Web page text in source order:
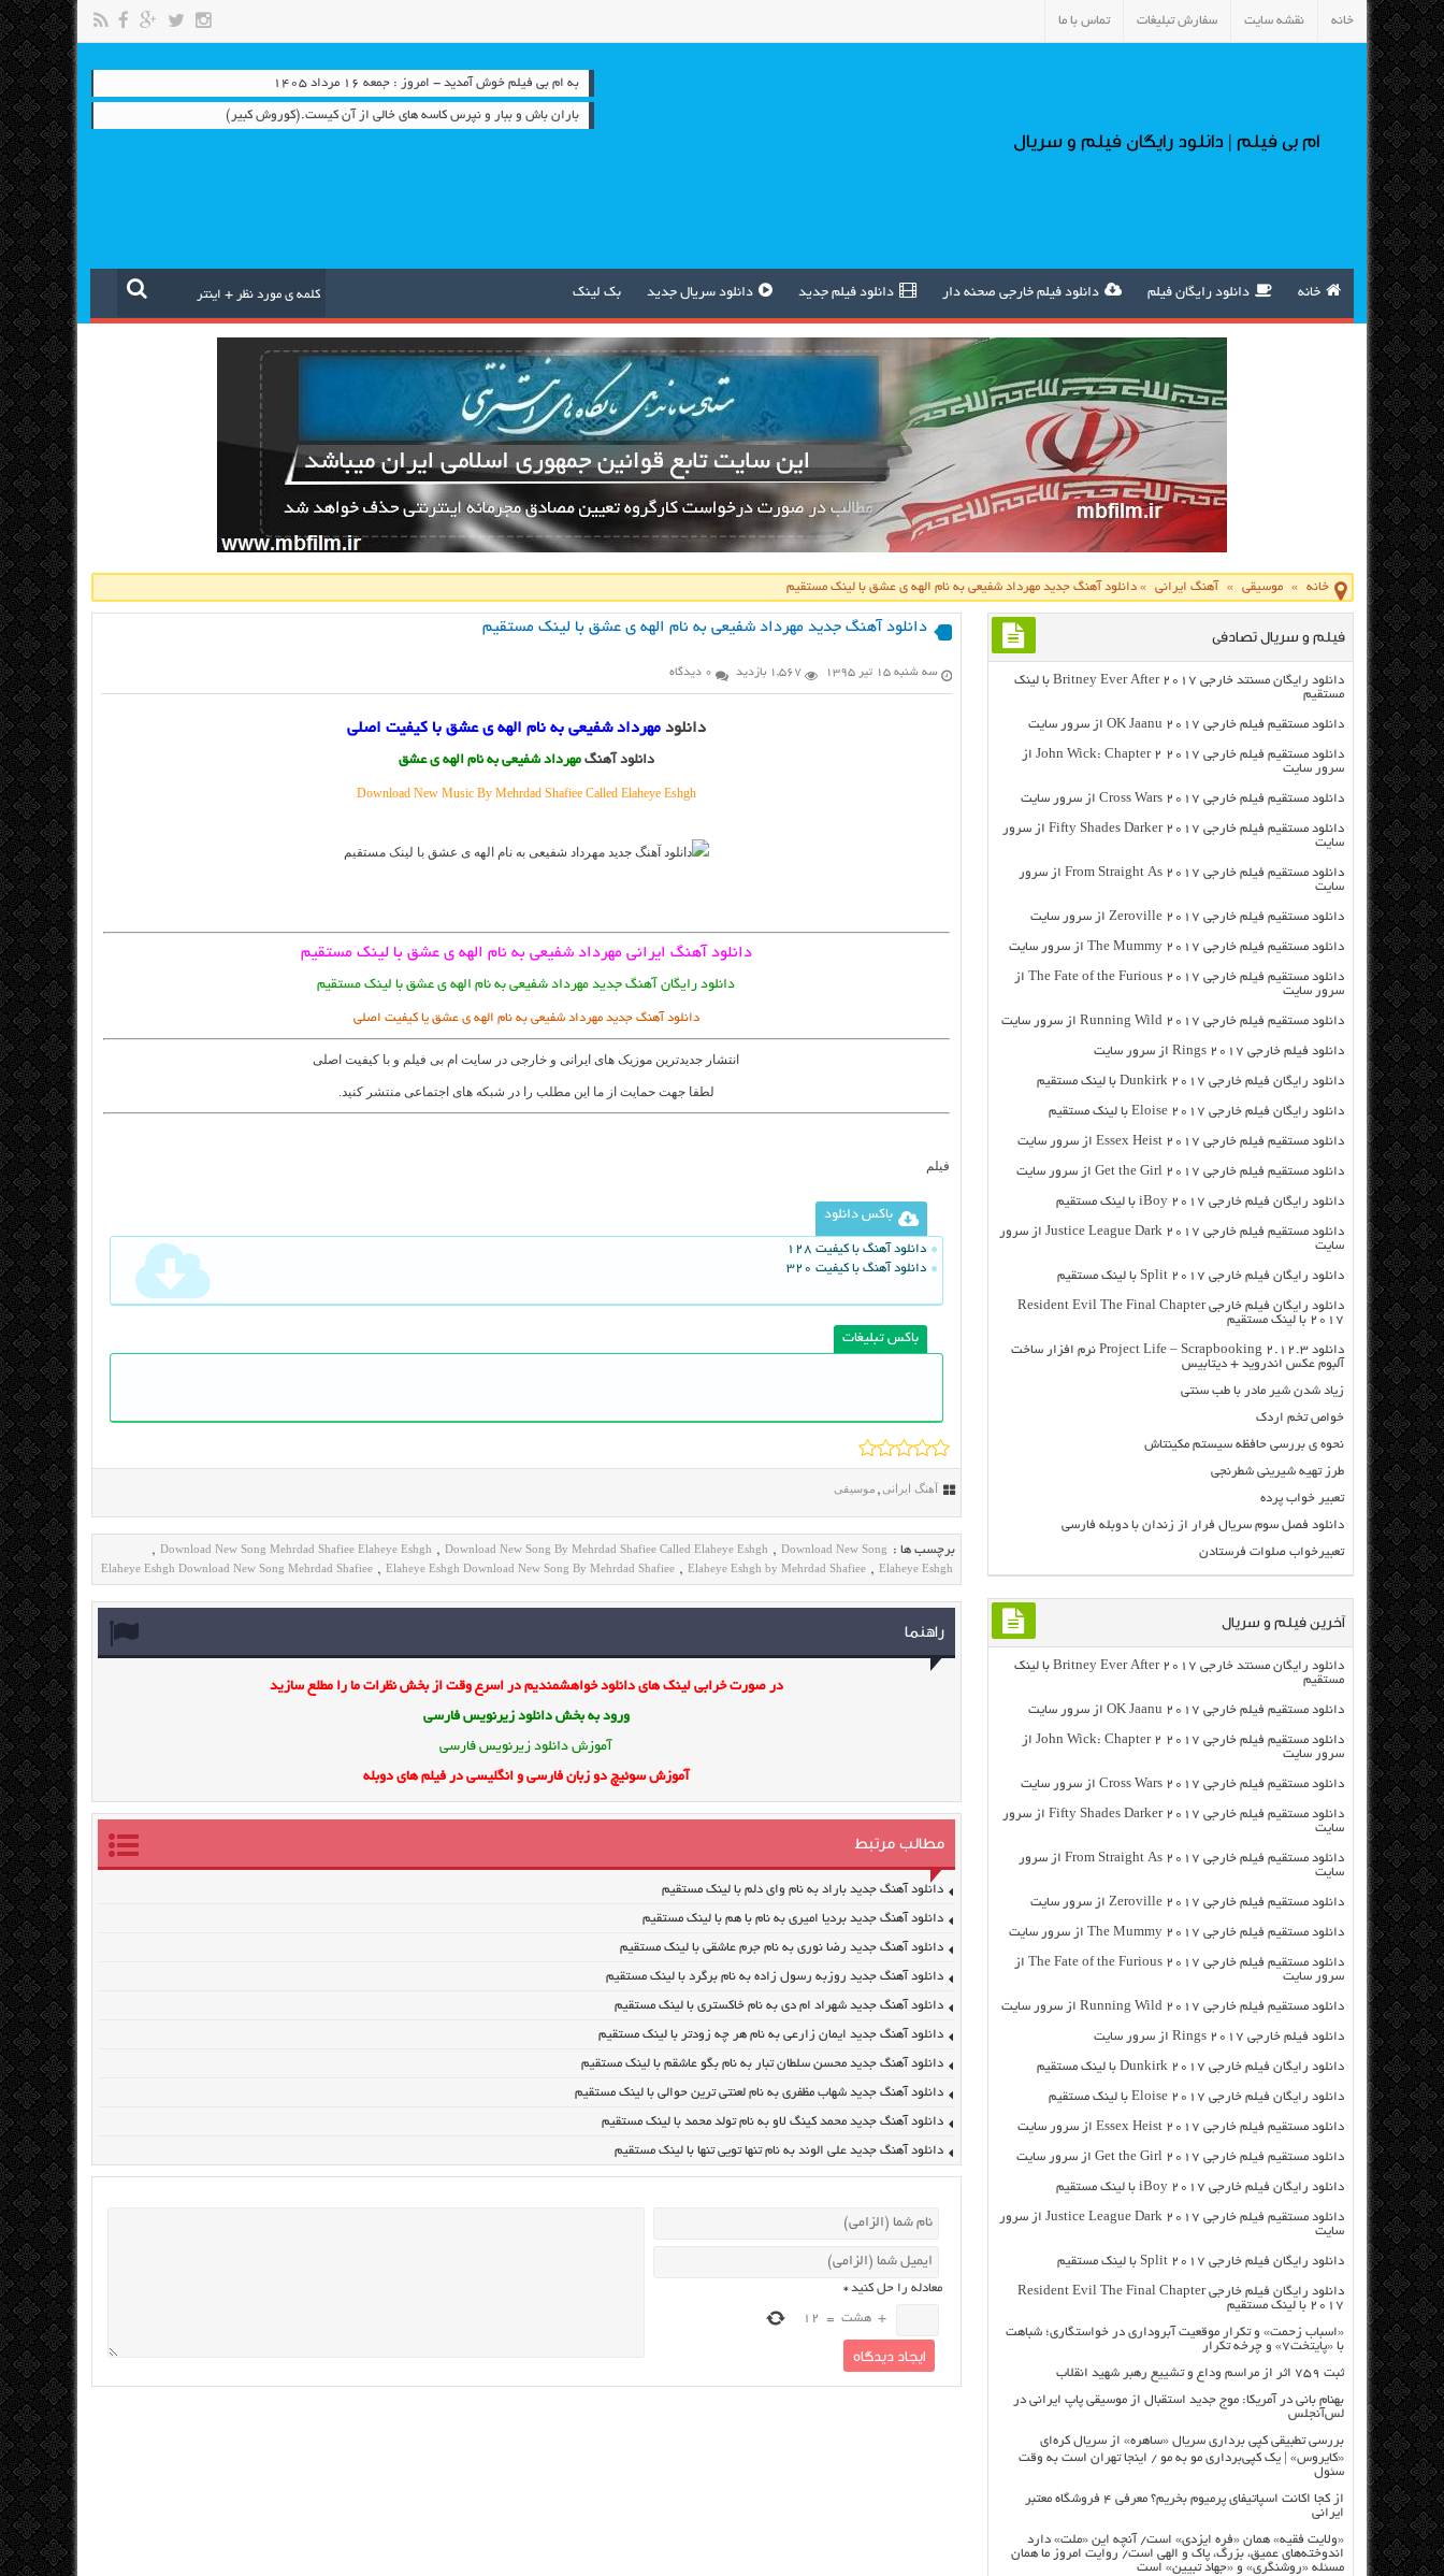
خانه نقشه سایت سفارش تبلیغات تماس با ما
ام بی فیلم | دانلود رایگان فیلم و سریال
به ام بی فیلم خوش آمدید - امروز : جمعه ۱۶ مرداد ۱۴۰۵
باران باش و ببار و نپرس کاسه های خالی از آن کیست.(کوروش کبیر)
خانه دانلود رایگان فیلم دانلود فیلم خارجی صحنه دار دانلود فیلم جدید دانلود سریال جدید بک لینک
خانه » موسیقی » آهنگ ایرانی »دانلود آهنگ جدید مهرداد شفیعی به نام الهه ی عشق با لینک مستقیم
دانلود آهنگ جدید مهرداد شفیعی به نام الهه ی عشق با لینک مستقیم
سه شنبه ۱۵ تیر ۱۳۹۵ 1,567 بازدید 0 دیدگاه
دانلود مهرداد شفیعی به نام الهه ی عشق با کیفیت اصلی
دانلود آهنگ مهرداد شفیعی به نام الهه ی عشق
Download New Music By Mehrdad Shafiee Called Elaheye Eshgh
دانلود آهنگ ایرانی مهرداد شفیعی به نام الهه ی عشق با لینک مستقیم
دانلود رایگان آهنگ جدید مهرداد شفیعی به نام الهه ی عشق با لینک مستقیم
دانلود آهنگ جدید مهرداد شفیعی به نام الهه ی عشق یا کیفیت اصلی
انتشار جدیدترین موزیک های ایرانی و خارجی در سایت ام بی فیلم و با کیفیت اصلی
لطفا جهت حمایت از ما این مطلب را در شبکه های اجتماعی منتشر کنید.
فیلم
باکس دانلود
دانلود آهنگ با کیفیت 128
دانلود آهنگ با کیفیت 320
باکس تبلیغات
آهنگ ایرانی , موسیقی
برچسب ها : Download New Song
,
Download New Song By Mehrdad Shafiee Called Elaheye Eshgh
,
Download New Song Mehrdad Shafiee Elaheye Eshgh
,
Elaheye Eshgh
,
Elaheye Eshgh by Mehrdad Shafiee
,
Elaheye Eshgh Download New Song By Mehrdad Shafiee
,
Elaheye Eshgh Download New Song Mehrdad Shafiee
راهنما
در صورت خرابی لینک های دانلود خواهشمندیم در اسرع وقت از بخش نظرات ما را مطلع سازید
ورود به بخش دانلود زیرنویس فارسی
آموزش دانلود زیرنویس فارسی
آموزش سوئیچ دو زبان فارسی و انگلیسی در فیلم های دوبله
مطالب مرتبط
دانلود آهنگ جدید باراد به نام وای دلم با لینک مستقیم
دانلود آهنگ جدید بردیا امیری به نام با هم با لینک مستقیم
دانلود آهنگ جدید رضا نوری به نام جرم عاشقی با لینک مستقیم
دانلود آهنگ جدید روزبه رسول زاده به نام برگرد با لینک مستقیم
دانلود آهنگ جدید شهراد ام دی به نام خاکستری با لینک مستقیم
دانلود آهنگ جدید ایمان زارعی به نام هر چه زودتر با لینک مستقیم
دانلود آهنگ جدید محسن سلطان تبار به نام بگو عاشقم با لینک مستقیم
دانلود آهنگ جدید شهاب مظفری به نام لعنتی ترین حوالی با لینک مستقیم
دانلود آهنگ جدید محمد کینگ لاو به نام تولد محمد با لینک مستقیم
دانلود آهنگ جدید علی الوند به نام تنها تویی تنها با لینک مستقیم
معادله را حل کنید*
+ هشت =
12
فیلم و سریال تصادفی
دانلود رایگان مسنتد خارجی Britney Ever After 2017 با لینک
مستقیم
دانلود مستقیم فیلم خارجی OK Jaanu 2017 از سرور سایت
دانلود مستقیم فیلم خارجی John Wick: Chapter 2 2017 از
سرور سایت
دانلود مستقیم فیلم خارجی Cross Wars 2017 از سرور سایت
دانلود مستقیم فیلم خارجی Fifty Shades Darker 2017 از سرور
سایت
دانلود مستقیم فیلم خارجی From Straight As 2017 از سرور
سایت
دانلود مستقیم فیلم خارجی Zeroville 2017 از سرور سایت
دانلود مستقیم فیلم خارجی The Mummy 2017 از سرور سایت
دانلود مستقیم فیلم خارجی The Fate of the Furious 2017 از
سرور سایت
دانلود مستقیم فیلم خارجی Running Wild 2017 از سرور سایت
دانلود فیلم خارجی Rings 2017 از سرور سایت
دانلود رایگان فیلم خارجی Dunkirk 2017 با لینک مستقیم
دانلود رایگان فیلم خارجی Eloise 2017 با لینک مستقیم
دانلود مستقیم فیلم خارجی Essex Heist 2017 از سرور سایت
دانلود مستقیم فیلم خارجی Get the Girl 2017 از سرور سایت
دانلود رایگان فیلم خارجی iBoy 2017 با لینک مستقیم
دانلود مستقیم فیلم خارجی Justice League Dark 2017 از سرور
سایت
دانلود رایگان فیلم خارجی Split 2017 با لینک مستقیم
دانلود رایگان فیلم خارجی Resident Evil The Final Chapter
2017 با لینک مستقیم
دانلود Project Life – Scrapbooking 2.12.3 نرم افزار ساخت
آلبوم عکس اندروید + دیتابیس
زیاد شدن شیر مادر با طب سنتی
خواص تخم اردک
نحوه ی بررسی حافظه سیستم مکینتاش
طرز تهیه شیرینی شطرنجی
تعبیر خواب پرده
دانلود فصل سوم سریال فرار از زندان با دوبله فارسی
تعبیرخواب صلوات فرستادن
آخرین فیلم و سریال
دانلود رایگان مسنتد خارجی Britney Ever After 2017 با لینک
مستقیم
دانلود مستقیم فیلم خارجی OK Jaanu 2017 از سرور سایت
دانلود مستقیم فیلم خارجی John Wick: Chapter 2 2017 از
سرور سایت
دانلود مستقیم فیلم خارجی Cross Wars 2017 از سرور سایت
دانلود مستقیم فیلم خارجی Fifty Shades Darker 2017 از سرور
سایت
دانلود مستقیم فیلم خارجی From Straight As 2017 از سرور
سایت
دانلود مستقیم فیلم خارجی Zeroville 2017 از سرور سایت
دانلود مستقیم فیلم خارجی The Mummy 2017 از سرور سایت
دانلود مستقیم فیلم خارجی The Fate of the Furious 2017 از
سرور سایت
دانلود مستقیم فیلم خارجی Running Wild 2017 از سرور سایت
دانلود فیلم خارجی Rings 2017 از سرور سایت
دانلود رایگان فیلم خارجی Dunkirk 2017 با لینک مستقیم
دانلود رایگان فیلم خارجی Eloise 2017 با لینک مستقیم
دانلود مستقیم فیلم خارجی Essex Heist 2017 از سرور سایت
دانلود مستقیم فیلم خارجی Get the Girl 2017 از سرور سایت
دانلود رایگان فیلم خارجی iBoy 2017 با لینک مستقیم
دانلود مستقیم فیلم خارجی Justice League Dark 2017 از سرور
سایت
دانلود رایگان فیلم خارجی Split 2017 با لینک مستقیم
دانلود رایگان فیلم خارجی Resident Evil The Final Chapter
2017 با لینک مستقیم
«اسباب زحمت» و تکرار موقعیت آبروداری در خواستگاری؛ شباهت
با «پایتخت۷» و چرخه تکرار
ثبت ۷۵۹ اثر از مراسم وداع و تشییع رهبر شهید انقلاب
بهنام بانی در آمریکا: موج جدید استقبال از موسیقی پاپ ایرانی در
لس‌آنجلس
بررسی تطبیقی کپی برداری سریال «ساهره» از سریال کره‌ای
«کایروس» | یک کپی‌برداری مو به مو / اینجا تهران است به وقت
سئول
از کجا اکانت اسپاتیفای پرمیوم بخریم؟ معرفی ۴ فروشگاه معتبر
ایرانی
«ولایت فقیه» همان «فره ایزدی» است/ آنچه این «ملت» دارد
اندوخته‌های عمیق، بزرگ، پاک و الهی است/ روایت امروز ما همان
مسئله «روشنگری» و «جهاد تبیین» است